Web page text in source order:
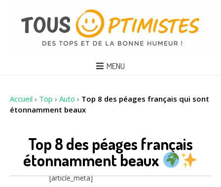
MENU
Accueil › Top › Auto › Top 8 des péages français qui sont
étonnamment beaux
Top 8 des péages français
étonnamment beaux
[article_meta]